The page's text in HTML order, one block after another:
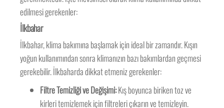
edilmesi gerekenler:
İlkbahar
İlkbahar, klima bakımına başlamak için ideal bir zamandır. Kışın
yoğun kullanımından sonra klimanızın bazı bakımlardan geçmesi
gerekebilir. İlkbaharda dikkat etmeniz gerekenler:
Filtre Temizliği ve Değişimi:Kış boyunca biriken toz ve
kirleri temizlemek için filtreleri çıkarın ve temizleyin.